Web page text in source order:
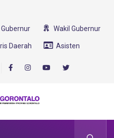
Gubernur Wakil Gubernur
Daerah Asisten